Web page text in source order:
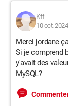
Kff
10 oct.
Merci jordane
Si je comprend
y'avait des
MySQL?